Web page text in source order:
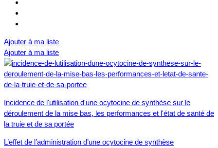
Ajouter à ma liste
Ajouter à ma liste
Incidence de l'utilisation d'une ocytocine de synthèse sur le
déroulement de la mise bas, les performances et l'état de santé de
la truie et de sa portée
L’effet de l’administration d’une ocytocine de synthèse